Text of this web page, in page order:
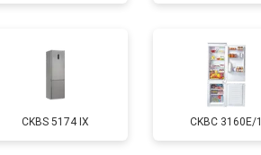
Заказать
Заказать
1700 ₽ Заказать
CKBS 5174 IX CKBC 3160E/1